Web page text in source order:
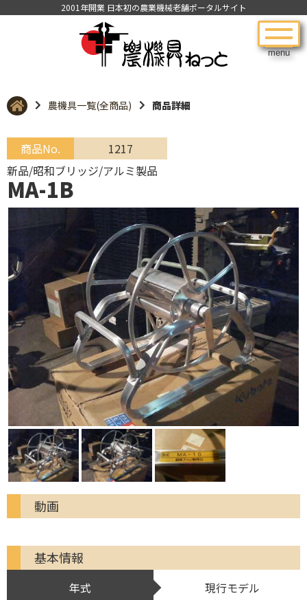
menu
2001年開業 日本初の農業機械老舗ポータルサイト
農機具一覧(全商品) 商品詳細
商品No.
1217
新品/昭和ブリッジ/アルミ製品
MA-1B
動画
基本情報
年式 現行モデル